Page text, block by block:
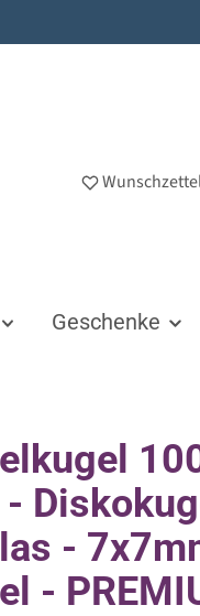
Geschenke
-
-